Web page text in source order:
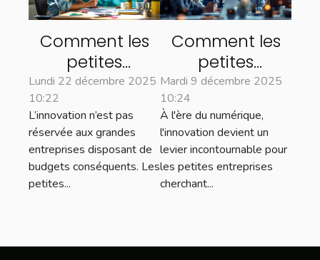
Comment les
petites
entreprises
innover sans
gros budget ?
Lundi 22 décembre 2025
10:22
L’innovation n’est pas
réservée aux grandes
entreprises disposant de
budgets conséquents. Les
petites...
Comment les
petites
entreprises
peuvent-elles
prospérer
grâce à
l'innovation
numérique ?
Mardi 9 décembre 2025
10:24
À l'ère du numérique,
l'innovation devient un
levier incontournable pour
les petites entreprises
cherchant...